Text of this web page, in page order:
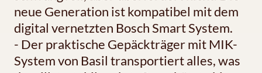
neue Generation ist kompatibel mit dem
digital vernetzten Bosch Smart System.
- Der praktische Gepäckträger mit MIK-
System von Basil transportiert alles, was